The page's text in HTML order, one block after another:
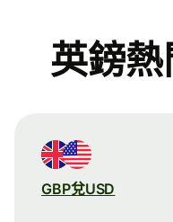
英鎊
GBP兌USD